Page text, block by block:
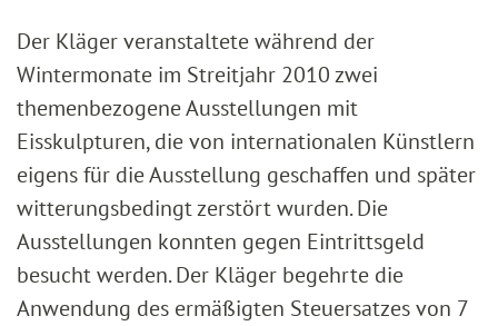
Der Kläger veranstaltete während der
Wintermonate im Streitjahr 2010 zwei
themenbezogene Ausstellungen mit
Eisskulpturen, die von internationalen Künstlern
eigens für die Ausstellung geschaffen und später
witterungsbedingt zerstört wurden. Die
Ausstellungen konnten gegen Eintrittsgeld
besucht werden. Der Kläger begehrte die
Anwendung des ermäßigten Steuersatzes von 7